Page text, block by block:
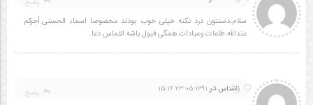
سلام،دستتون درد نکنه خیلی خوب بودند مخصوصا اسماء الحسنی.أجرکم
عندالله.طاعات وعبادات همگی قبول باشه.التماس دعا.
پاسخ
5
ناشناس در ۱۳۹۱-۰۵-۲۳ ۱۵:۱۶ پاسخ